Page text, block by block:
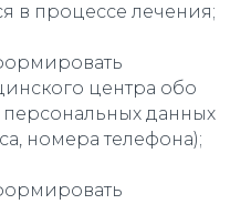
в процессе лечения;
центра обо
персональных данных
номера телефона);